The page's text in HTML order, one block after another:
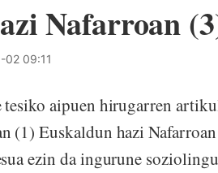
Nafarroan
02 09:11
tesiko aipuen hirugarren
(1) Euskaldun hazi
ezin da ingurune